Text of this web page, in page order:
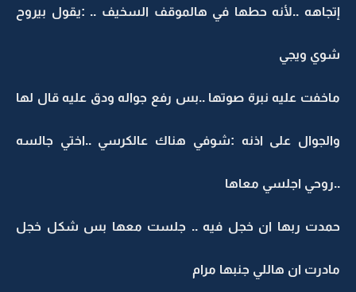
إتجاهه ..لأنه حطها في هالموقف السخيف .. :يقول بيروح
شوي ويجي
ماخفت عليه نبرة صوتها ..بس رفع جواله ودق عليه قال لها
والجوال على اذنه :شوفي هناك عالكرسي ..اختي جالسه
..روحي اجلسي معاها
حمدت ربها ان خجل فيه .. جلست معها بس شكل خجل
مادرت ان هاللي جنبها مرام